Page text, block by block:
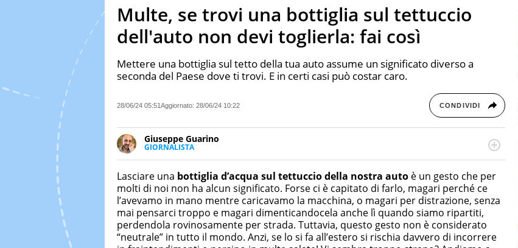
PauseUnmute Duration Fullscreen
Multe, se trovi una bottiglia sul tettuccio
dell'auto non devi toglierla: fai così
Mettere una bottiglia sul tetto della tua auto assume un significato diverso a
seconda del Paese dove ti trovi. E in certi casi può costar caro.
28/06/24 05:51Aggiornato: 28/06/24 10:22 CONDIVIDI
Giuseppe Guarino
GIORNALISTA
Ph(D) in Diritto Comparato e processi di integrazione e attivo nel campo della ricerca, in
particolare sulla Storia contemporanea di America Latina e Spagna. Collabora con
numerose testate ed è presidente dell'Associazione Culturale "La Biblioteca del Sannio".
Lasciare una bottiglia d’acqua sul tettuccio della nostra auto è un gesto che per
molti di noi non ha alcun significato. Forse ci è capitato di farlo, magari perché ce
l’avevamo in mano mentre caricavamo la macchina, o magari per distrazione, senza
mai pensarci troppo e magari dimenticandocela anche lì quando siamo ripartiti,
perdendola rovinosamente per strada. Tuttavia, questo gesto non è considerato
“neutrale” in tutto il mondo. Anzi, se lo si fa all’estero si rischia davvero di incorrere